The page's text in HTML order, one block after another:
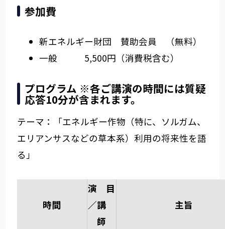
参加費
新エネルギー財団 賛助会員 （無料）
一般 5,500円（消費税含む）
プログラム ※各ご講演の時間には質疑
応答10分が含まれます。
テーマ：「エネルギー作物（特に、ソルガム、
エリアンサスなどの草本系）利用の将来性を語
る」
時間
演 目
／講
師
主旨